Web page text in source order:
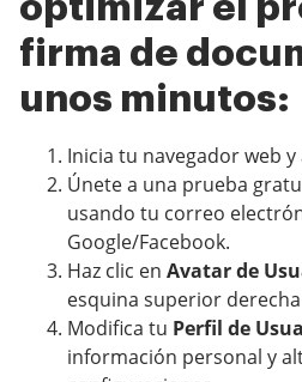
optimizar el
firma de
unos minutos:
Inicia tu navegador web
Únete a una prueba
usando tu correo
Google/Facebook.
Haz clic en Avatar de
esquina superior
Modifica tu Perfil de
información personal y